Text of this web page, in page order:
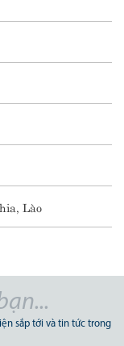
Lào
sắp tới và tin tức trong